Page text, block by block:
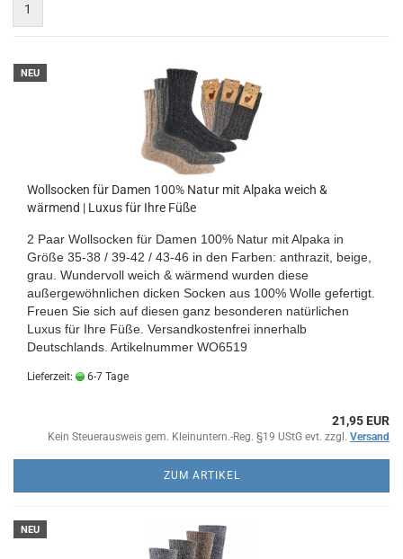
1
NEU
Wollsocken für Damen 100% Natur mit Alpaka weich &
wärmend | Luxus für Ihre Füße
2 Paar Wollsocken für Damen 100% Natur mit Alpaka in
Größe 35-38 / 39-42 / 43-46 in den Farben: anthrazit, beige,
grau. Wundervoll weich & wärmend wurden diese
außergewöhnlichen dicken Socken aus 100% Wolle gefertigt.
Freuen Sie sich auf diesen ganz besonderen natürlichen
Luxus für Ihre Füße. Versandkostenfrei innerhalb
Deutschlands. Artikelnummer WO6519
Lieferzeit: 6-7 Tage
21,95 EUR
Kein Steuerausweis gem. Kleinuntern.-Reg. §19 UStG evt. zzgl. Versand
ZUM ARTIKEL
NEU